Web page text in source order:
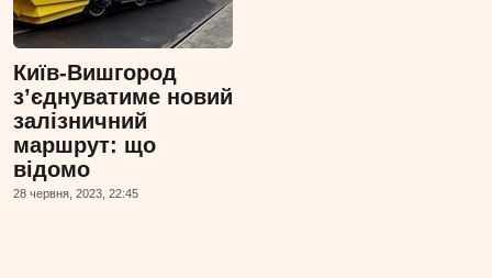
Київ-Вишгород
з’єднуватиме новий
залізничний
маршрут: що
відомо
28 червня, 2023, 22:45